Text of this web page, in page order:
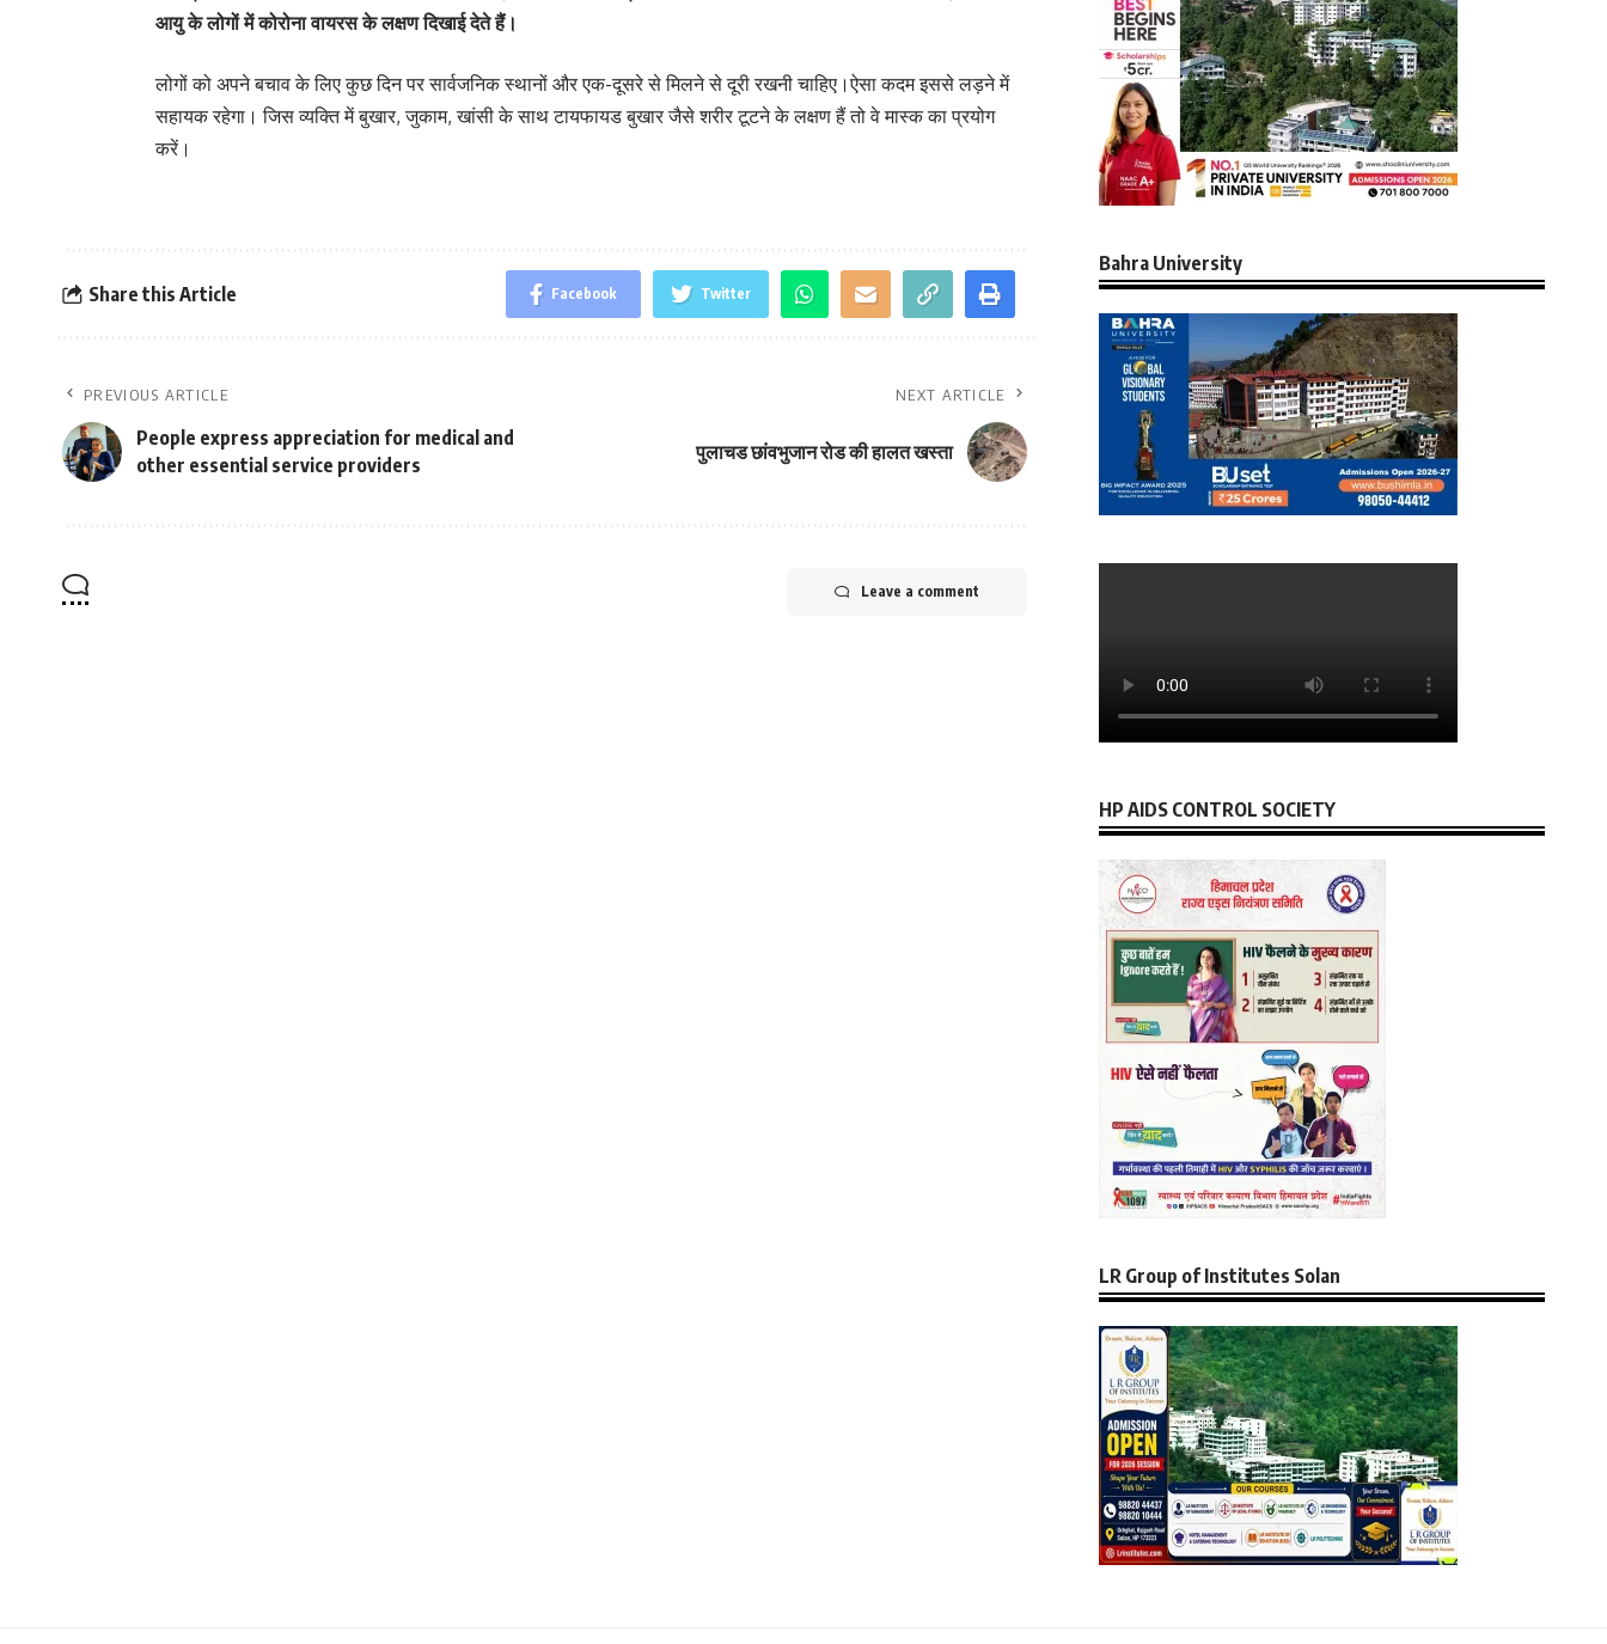
आयु के लोगों में कोरोना वायरस के लक्षण दिखाई देते हैं।
लोगों को अपने बचाव के लिए कुछ दिन पर सार्वजनिक स्थानों और एक-दूसरे से मिलने से दूरी रखनी चाहिए।ऐसा कदम इससे लड़ने में
सहायक रहेगा। जिस व्यक्ति में बुखार, जुकाम, खांसी के साथ टायफायड बुखार जैसे शरीर टूटने के लक्षण हैं तो वे मास्क का प्रयोग
करें।
Share this Article Facebook Twitter
PREVIOUS ARTICLE
People express appreciation for medical and
other essential service providers
NEXT ARTICLE
पुलाचड छांवभुजान रोड की हालत खस्ता
Leave a comment
Bahra University
HP AIDS CONTROL SOCIETY
LR Group of Institutes Solan